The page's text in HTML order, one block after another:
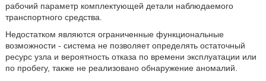
рабочий параметр комплектующей детали наблюдаемого
транспортного средства.
Недостатком являются ограниченные функциональные
возможности - система не позволяет определять остаточный
ресурс узла и вероятность отказа по времени эксплуатации или
по пробегу, также не реализовано обнаружение аномалий.